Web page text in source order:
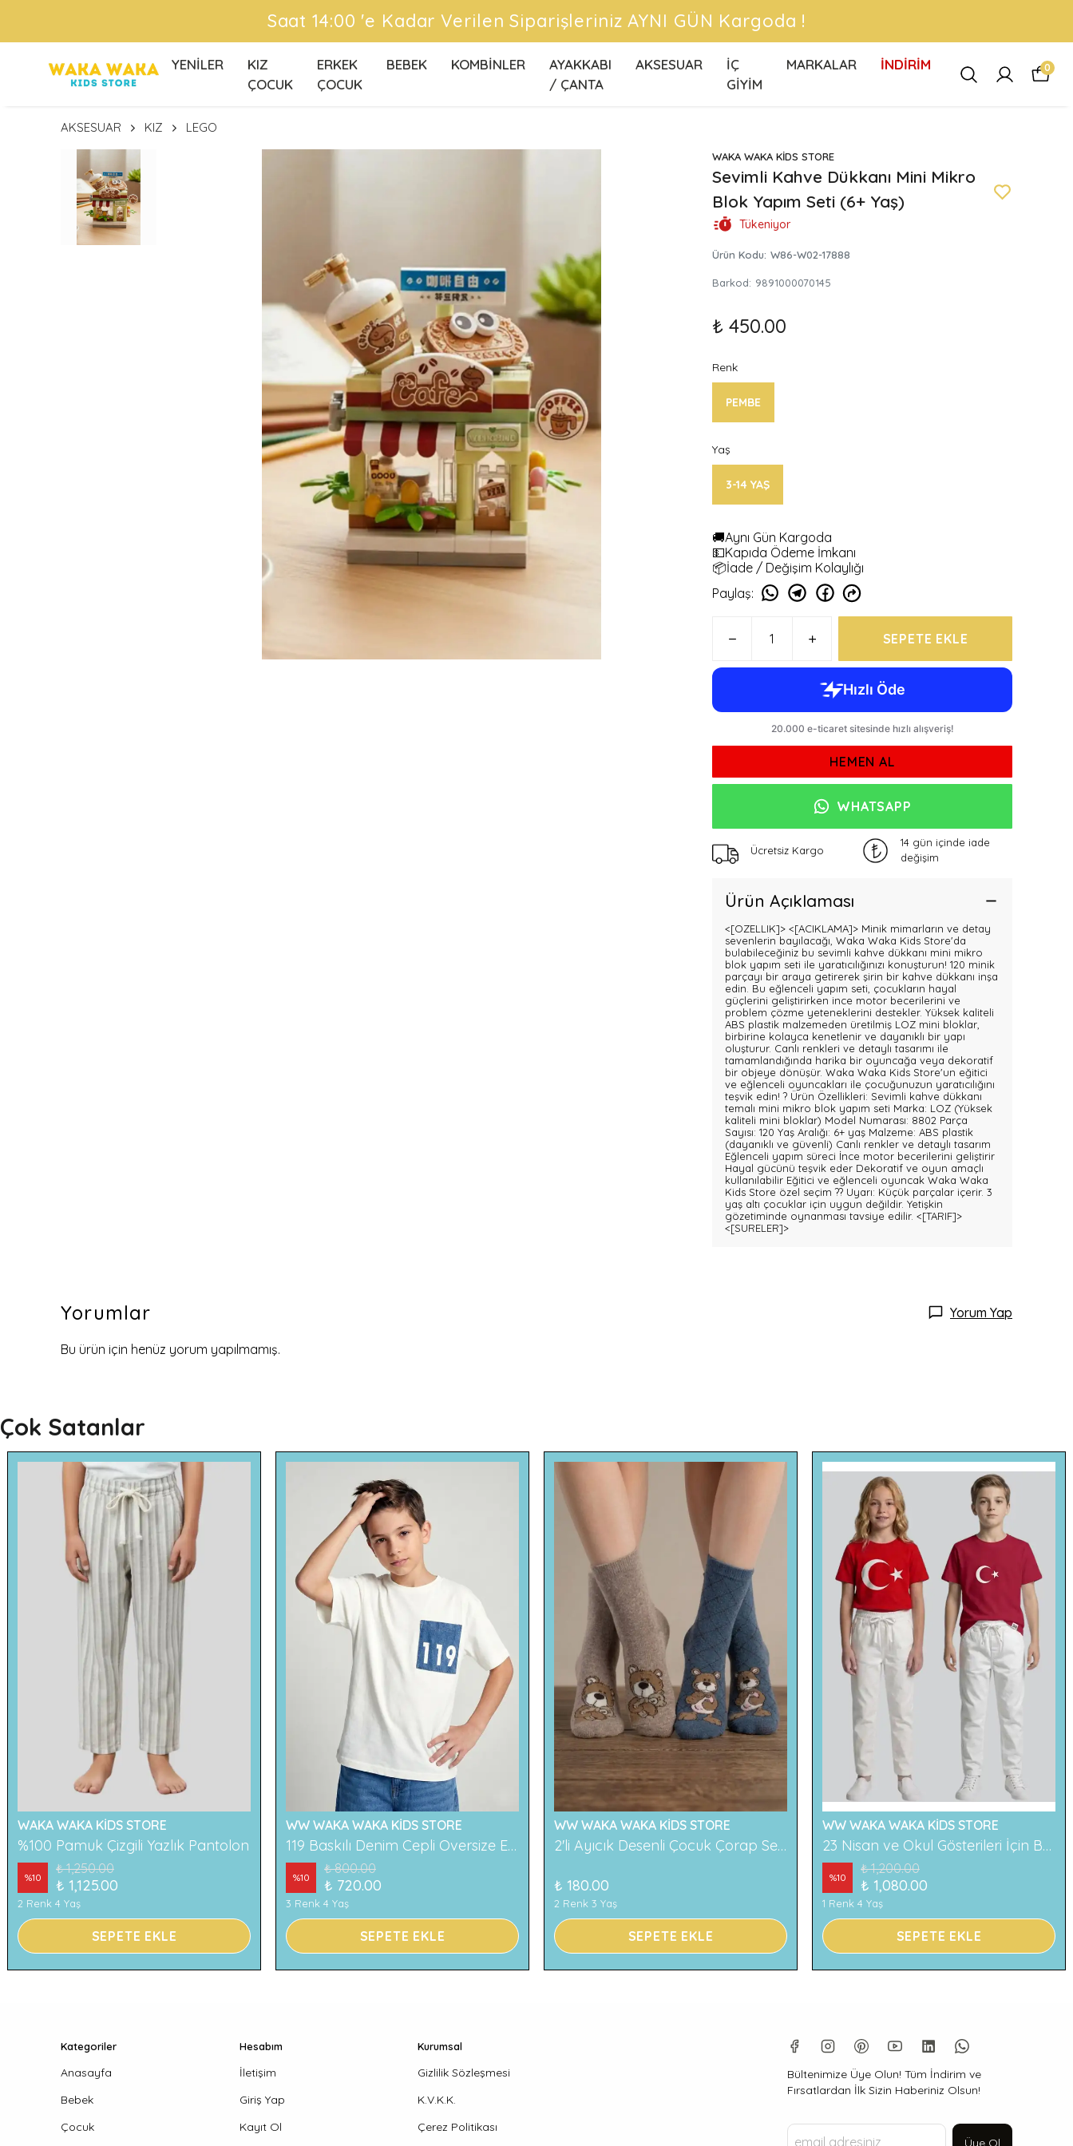
ÜCRETSİZ KARGO FIRSATLARINI KAÇIRMA !
YENİLER
KIZ
ÇOCUK
ERKEK
ÇOCUK
BEBEK KOMBİNLER
AYAKKABI
/ ÇANTA
AKSESUAR
İÇ
GİYİM
MARKALAR İNDİRİM 0
AKSESUAR KIZ LEGO
WAKA WAKA KİDS STORE
Sevimli Kahve Dükkanı Mini Mikro
Blok Yapım Seti (6+ Yaş)
Tükeniyor
Ürün Kodu: W86-W02-17888
Barkod: 9891000070145
₺ 450.00
Renk
PEMBE
Yaş
3-14 YAŞ
🚚Aynı Gün Kargoda
💵Kapıda Ödeme İmkanı
📦İade / Değişim Kolaylığı
Paylaş:
SEPETE EKLE
HEMEN AL
WHATSAPP
Ücretsiz Kargo
14 gün içinde iade
değişim
Ürün Açıklaması
<[OZELLIK]> <[ACIKLAMA]> Minik mimarların ve detay
sevenlerin bayılacağı, Waka Waka Kids Store'da
bulabileceğiniz bu sevimli kahve dükkanı mini mikro
blok yapım seti ile yaratıcılığınızı konuşturun! 120 minik
parçayı bir araya getirerek şirin bir kahve dükkanı inşa
edin. Bu eğlenceli yapım seti, çocukların hayal
güçlerini geliştirirken ince motor becerilerini ve
problem çözme yeteneklerini destekler. Yüksek kaliteli
ABS plastik malzemeden üretilmiş LOZ mini bloklar,
birbirine kolayca kenetlenir ve dayanıklı bir yapı
oluşturur. Canlı renkleri ve detaylı tasarımı ile
tamamlandığında harika bir oyuncağa veya dekoratif
bir objeye dönüşür. Waka Waka Kids Store'un eğitici
ve eğlenceli oyuncakları ile çocuğunuzun yaratıcılığını
teşvik edin! ? Ürün Özellikleri: Sevimli kahve dükkanı
temalı mini mikro blok yapım seti Marka: LOZ (Yüksek
kaliteli mini bloklar) Model Numarası: 8802 Parça
Sayısı: 120 Yaş Aralığı: 6+ yaş Malzeme: ABS plastik
(dayanıklı ve güvenli) Canlı renkler ve detaylı tasarım
Eğlenceli yapım süreci İnce motor becerilerini geliştirir
Hayal gücünü teşvik eder Dekoratif ve oyun amaçlı
kullanılabilir Eğitici ve eğlenceli oyuncak Waka Waka
Kids Store özel seçim ?? Uyarı: Küçük parçalar içerir. 3
yaş altı çocuklar için uygun değildir. Yetişkin
gözetiminde oynanması tavsiye edilir. <[TARIF]>
<[SURELER]>
Yorumlar Yorum Yap
Bu ürün için henüz yorum yapılmamış.
Çok Satanlar
WAKA WAKA KİDS STORE
%100 Pamuk Çizgili Yazlık Pantolon
%10
₺ 1,250.00
₺ 1,125.00
2 Renk 4 Yaş
SEPETE EKLE
WW WAKA WAKA KİDS STORE
119 Baskılı Denim Cepli Oversize Erkek Çocuk Tişört
%10
₺ 800.00
₺ 720.00
3 Renk 4 Yaş
SEPETE EKLE
WW WAKA WAKA KİDS STORE
2'li Ayıcık Desenli Çocuk Çorap Seti Renkli ve Eğlenceli Desenler Rahat ve Yumuşak Kumaş
₺ 180.00
2 Renk 3 Yaş
SEPETE EKLE
WW WAKA WAKA KİDS STORE
23 Nisan ve Okul Gösterileri İçin Beyaz Çocuk Pantolonu
%10
₺ 1,200.00
₺ 1,080.00
1 Renk 4 Yaş
SEPETE EKLE
Kategoriler
Anasayfa
Bebek
Çocuk
Hesabım
İletişim
Giriş Yap
Kayıt Ol
Kurumsal
Gizlilik Sözleşmesi
K.V.K.K.
Çerez Politikası
Bültenimize Üye Olun! Tüm İndirim ve
Fırsatlardan İlk Sizin Haberiniz Olsun!
Üye Ol